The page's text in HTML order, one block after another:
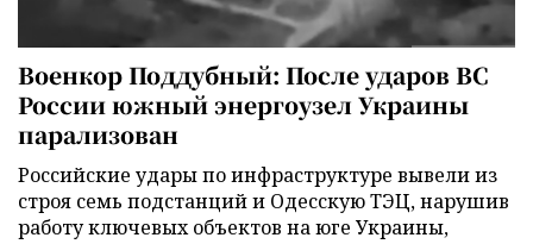
Военкор Поддубный: После ударов ВС
России южный энергоузел Украины
парализован
Российские удары по инфраструктуре вывели из
строя семь подстанций и Одесскую ТЭЦ, нарушив
работу ключевых объектов на юге Украины,